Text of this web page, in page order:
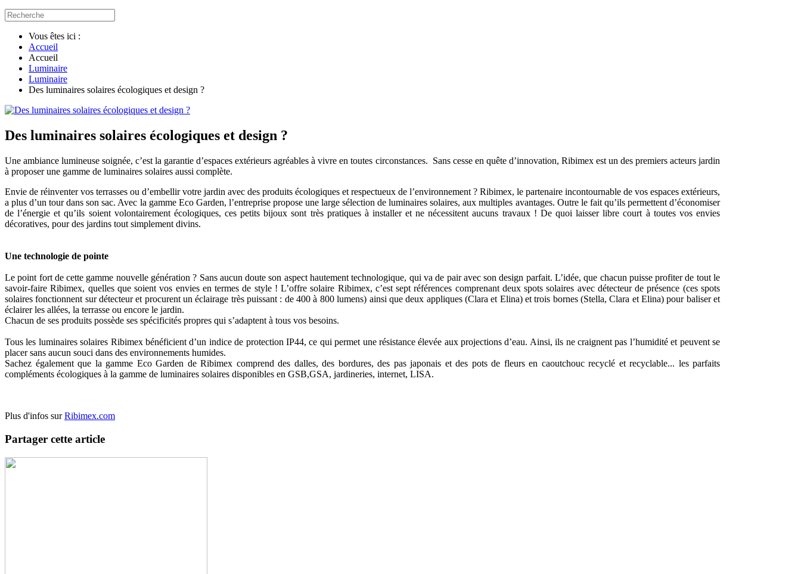
Vous êtes ici :
Accueil
Accueil
Luminaire
Luminaire
Des luminaires solaires écologiques et design ?
Des luminaires solaires écologiques et design ?
Une ambiance lumineuse soignée, c’est la garantie d’espaces extérieurs agréables à vivre en toutes circonstances. Sans cesse en quête d’innovation, Ribimex est un des premiers acteurs jardin
à proposer une gamme de luminaires solaires aussi complète.
Envie de réinventer vos terrasses ou d’embellir votre jardin avec des produits écologiques et respectueux de l’environnement ? Ribimex, le partenaire incontournable de vos espaces extérieurs,
a plus d’un tour dans son sac. Avec la gamme Eco Garden, l’entreprise propose une large sélection de luminaires solaires, aux multiples avantages. Outre le fait qu’ils permettent d’économiser
de l’énergie et qu’ils soient volontairement écologiques, ces petits bijoux sont très pratiques à installer et ne nécessitent aucuns travaux ! De quoi laisser libre court à toutes vos envies
décoratives, pour des jardins tout simplement divins.
Une technologie de pointe
Le point fort de cette gamme nouvelle génération ? Sans aucun doute son aspect hautement technologique, qui va de pair avec son design parfait. L’idée, que chacun puisse profiter de tout le
savoir-faire Ribimex, quelles que soient vos envies en termes de style ! L’offre solaire Ribimex, c’est sept références comprenant deux spots solaires avec détecteur de présence (ces spots
solaires fonctionnent sur détecteur et procurent un éclairage très puissant : de 400 à 800 lumens) ainsi que deux appliques (Clara et Elina) et trois bornes (Stella, Clara et Elina) pour baliser et
éclairer les allées, la terrasse ou encore le jardin.
Chacun de ses produits possède ses spécificités propres qui s’adaptent à tous vos besoins.
Tous les luminaires solaires Ribimex bénéficient d’un indice de protection IP44, ce qui permet une résistance élevée aux projections d’eau. Ainsi, ils ne craignent pas l’humidité et peuvent se
placer sans aucun souci dans des environnements humides.
Sachez également que la gamme Eco Garden de Ribimex comprend des dalles, des bordures, des pas japonais et des pots de fleurs en caoutchouc recyclé et recyclable... les parfaits
compléments écologiques à la gamme de luminaires solaires disponibles en GSB,GSA, jardineries, internet, LISA.
Plus d'infos surRibimex.com
Partager cette article